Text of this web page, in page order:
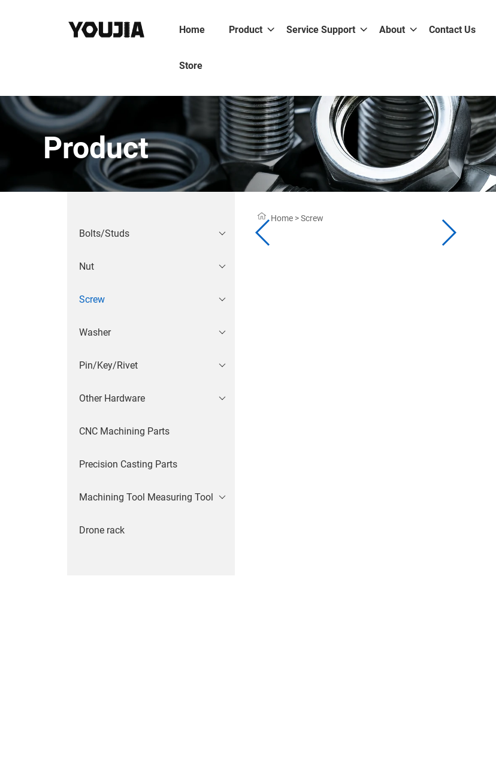
Home Product Service Support About Contact Us
Store
Product
Bolts/Studs
Nut
Screw
Washer
Pin/Key/Rivet
Other Hardware
CNC Machining Parts
Precision Casting Parts
Machining Tool Measuring Tool
Drone rack
Home>Screw